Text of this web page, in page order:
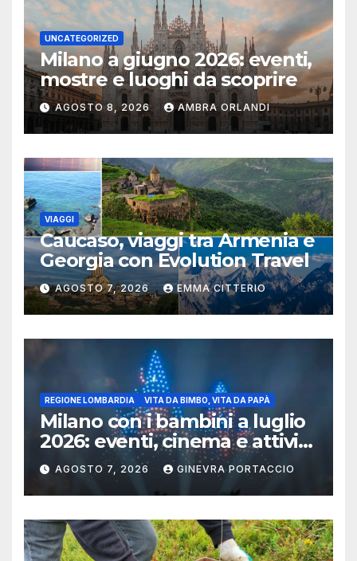
UNCATEGORIZED
Milano a giugno 2026: eventi,
mostre e luoghi da scoprire
AGOSTO 8, 2026 AMBRA ORLANDI
VIAGGI
Caucaso, viaggi tra Armenia e
Georgia con Evolution Travel
AGOSTO 7, 2026 EMMA CITTERIO
REGIONE LOMBARDIA VITA DA BIMBO, VITA DA PAPÀ
Milano con i bambini a luglio
2026: eventi, cinema e attività
per famiglie
AGOSTO 7, 2026 GINEVRA PORTACCIO